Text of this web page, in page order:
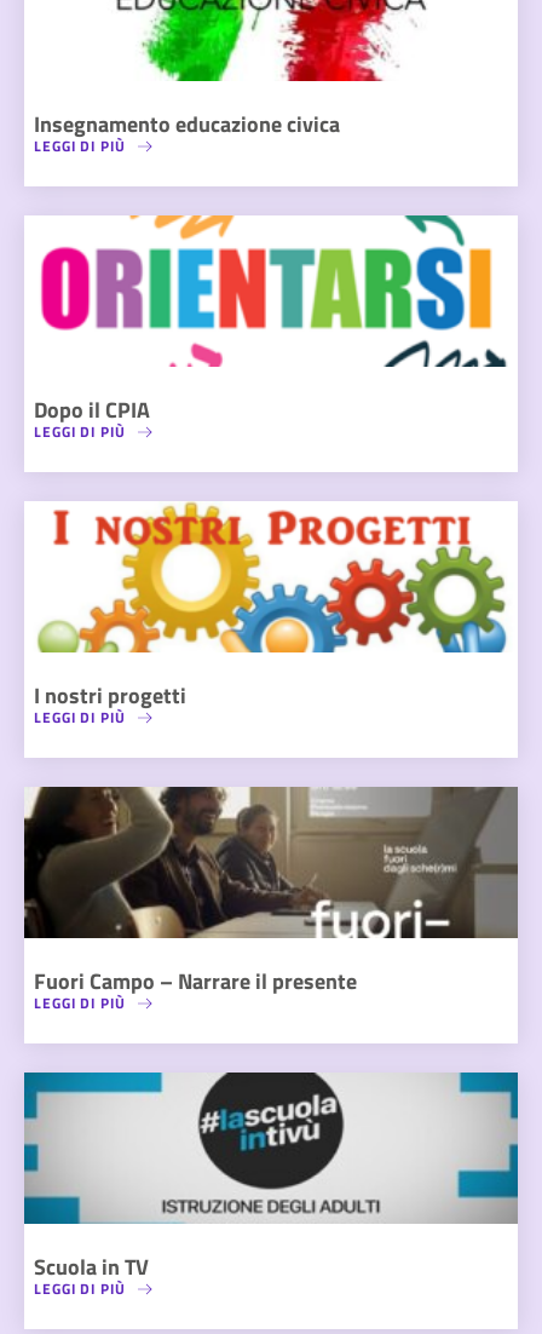
Insegnamento educazione civica
LEGGI DI PIÙ
Dopo il CPIA
LEGGI DI PIÙ
I nostri progetti
LEGGI DI PIÙ
Fuori Campo – Narrare il presente
LEGGI DI PIÙ
Scuola in TV
LEGGI DI PIÙ